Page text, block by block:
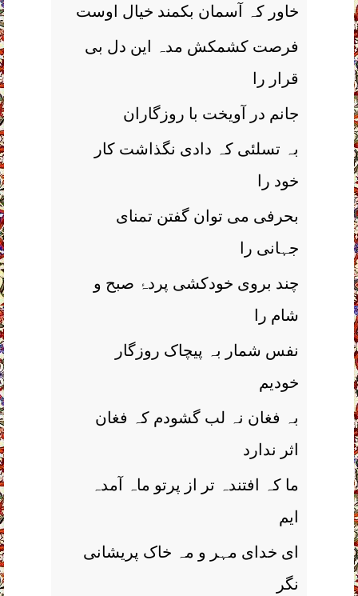
خاور کہ آسمان بکمند خیال اوست
فرصت کشمکش مدہ این دل بی
قرار را
جانم در آویخت با روزگاران
بہ تسلئی کہ دادی نگذاشت کار
خود را
بحرفی می توان گفتن تمنای
جہانی را
چند بروی خودکشی پردۂ صبح و
شام را
نفس شمار بہ پیچاک روزگار
خودیم
بہ فغان نہ لب گشودم کہ فغان
اثر ندارد
ما کہ افتندہ تر از پرتو ماہ آمدہ
ایم
ای خدای مہر و مہ خاک پریشانی
نگر